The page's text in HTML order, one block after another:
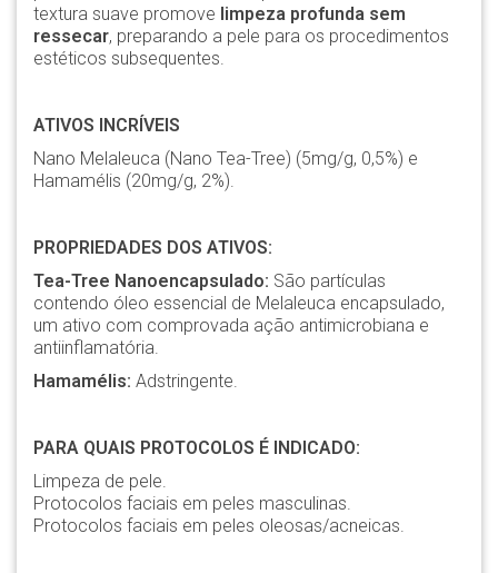
textura suave promove limpeza profunda sem
ressecar, preparando a pele para os procedimentos
estéticos subsequentes.
ATIVOS INCRÍVEIS
Nano Melaleuca (Nano Tea-Tree) (5mg/g, 0,5%) e
Hamamélis (20mg/g, 2%).
PROPRIEDADES DOS ATIVOS:
Tea-Tree Nanoencapsulado: São partículas
contendo óleo essencial de Melaleuca encapsulado,
um ativo com comprovada ação antimicrobiana e
antiinflamatória.
Hamamélis: Adstringente.
PARA QUAIS PROTOCOLOS É INDICADO:
Limpeza de pele.
Protocolos faciais em peles masculinas.
Protocolos faciais em peles oleosas/acneicas.